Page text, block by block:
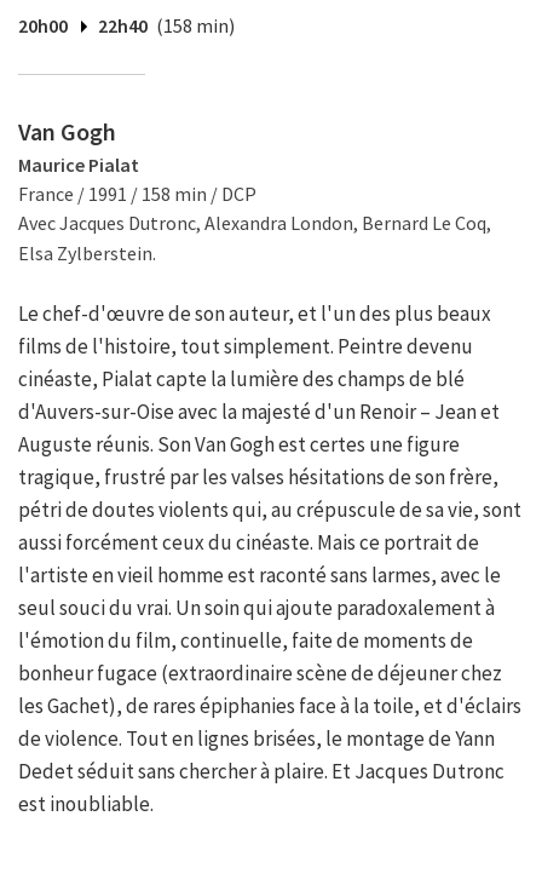
20h00 22h40 (158 min)
Van Gogh
Maurice Pialat
France / 1991 / 158 min / DCP
Avec Jacques Dutronc, Alexandra London, Bernard Le Coq,
Elsa Zylberstein.
Le chef-d'œuvre de son auteur, et l'un des plus beaux
films de l'histoire, tout simplement. Peintre devenu
cinéaste, Pialat capte la lumière des champs de blé
d'Auvers-sur-Oise avec la majesté d'un Renoir – Jean et
Auguste réunis. Son Van Gogh est certes une figure
tragique, frustré par les valses hésitations de son frère,
pétri de doutes violents qui, au crépuscule de sa vie, sont
aussi forcément ceux du cinéaste. Mais ce portrait de
l'artiste en vieil homme est raconté sans larmes, avec le
seul souci du vrai. Un soin qui ajoute paradoxalement à
l'émotion du film, continuelle, faite de moments de
bonheur fugace (extraordinaire scène de déjeuner chez
les Gachet), de rares épiphanies face à la toile, et d'éclairs
de violence. Tout en lignes brisées, le montage de Yann
Dedet séduit sans chercher à plaire. Et Jacques Dutronc
est inoubliable.